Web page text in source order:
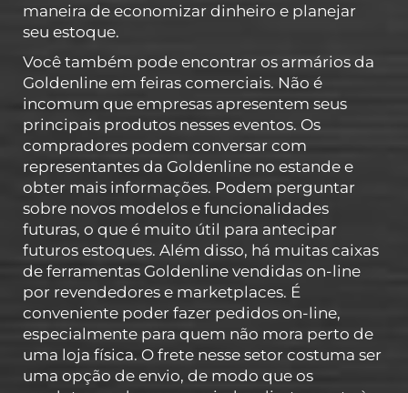
maneira de economizar dinheiro e planejar
seu estoque.
Você também pode encontrar os armários da
Goldenline em feiras comerciais. Não é
incomum que empresas apresentem seus
principais produtos nesses eventos. Os
compradores podem conversar com
representantes da Goldenline no estande e
obter mais informações. Podem perguntar
sobre novos modelos e funcionalidades
futuras, o que é muito útil para antecipar
futuros estoques. Além disso, há muitas caixas
de ferramentas Goldenline vendidas on-line
por revendedores e marketplaces. É
conveniente poder fazer pedidos on-line,
especialmente para quem não mora perto de
uma loja física. O frete nesse setor costuma ser
uma opção de envio, de modo que os